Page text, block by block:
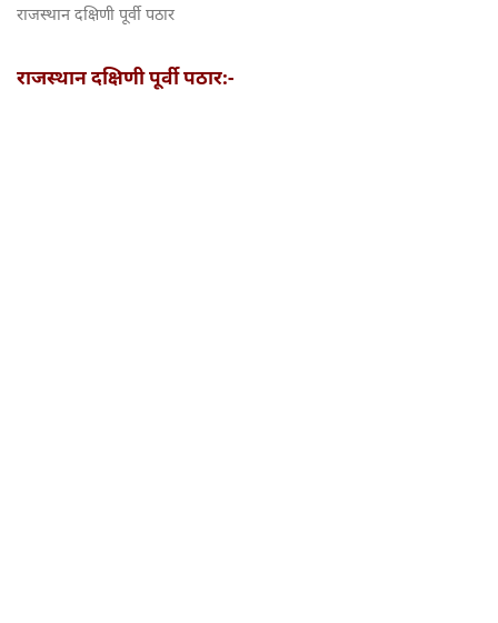
राजस्थान दक्षिणी पूर्वी पठार
राजस्थान दक्षिणी पूर्वी पठार:-